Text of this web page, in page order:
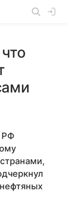
РФ